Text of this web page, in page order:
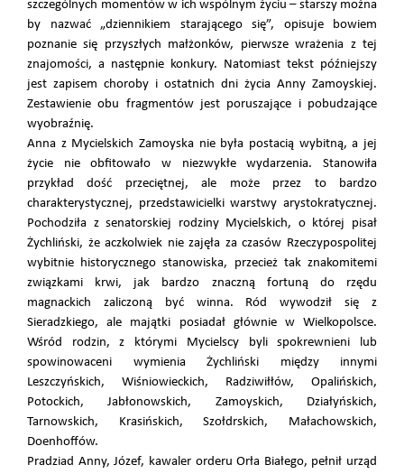
szczególnych momentów w ich wspólnym życiu – starszy można
by nazwać „dziennikiem starającego się”, opisuje bowiem
poznanie się przyszłych małżonków, pierwsze wrażenia z tej
znajomości, a następnie konkury. Natomiast tekst późniejszy
jest zapisem choroby i ostatnich dni życia Anny Zamoyskiej.
Zestawienie obu fragmentów jest poruszające i pobudzające
wyobraźnię.
Anna z Mycielskich Zamoyska nie była postacią wybitną, a jej
życie nie obfitowało w niezwykłe wydarzenia. Stanowiła
przykład dość przeciętnej, ale może przez to bardzo
charakterystycznej, przedstawicielki warstwy arystokratycznej.
Pochodziła z senatorskiej rodziny Mycielskich, o której pisał
Żychliński, że aczkolwiek nie zajęła za czasów Rzeczypospolitej
wybitnie historycznego stanowiska, przecież tak znakomitemi
związkami krwi, jak bardzo znaczną fortuną do rzędu
magnackich zaliczoną być winna. Ród wywodził się z
Sieradzkiego, ale majątki posiadał głównie w Wielkopolsce.
Wśród rodzin, z którymi Mycielscy byli spokrewnieni lub
spowinowaceni wymienia Żychliński między innymi
Leszczyńskich, Wiśniowieckich, Radziwiłłów, Opalińskich,
Potockich, Jabłonowskich, Zamoyskich, Działyńskich,
Tarnowskich, Krasińskich, Szołdrskich, Małachowskich,
Doenhoffów.
Pradziad Anny, Józef, kawaler orderu Orła Białego, pełnił urząd